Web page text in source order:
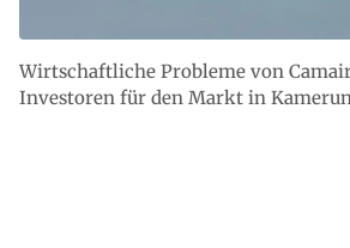
Wirtschaftliche Probleme von
Investoren für den Markt in